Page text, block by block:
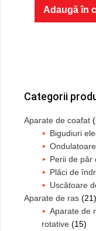
5
a
fost:
Adaugă în
Categorii
Aparate de coafat
Bigudiuri
Ondulatoare
Perii de păr
Plăci de
Uscătoare
Aparate de ras (21)
Aparate de
rotative (15)